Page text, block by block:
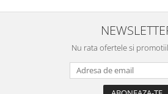
Nu rata ofertele si